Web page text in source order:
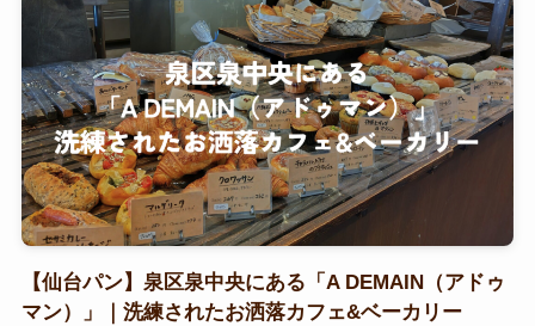
【仙台パン】泉区泉中央にある「A DEMAIN（アドゥ
マン）」｜洗練されたお洒落カフェ&ベーカリー